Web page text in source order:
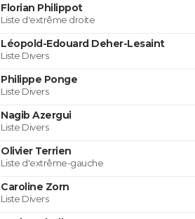
Florian Philippot
Liste d'extrême droite
Léopold-Edouard Deher-Lesaint
Liste Divers
Philippe Ponge
Liste Divers
Nagib Azergui
Liste Divers
Olivier Terrien
Liste d'extrême-gauche
Caroline Zorn
Liste Divers